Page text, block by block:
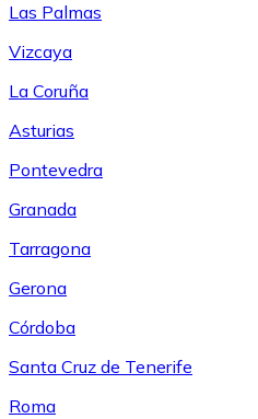
Las Palmas
Vizcaya
La Coruña
Asturias
Pontevedra
Granada
Tarragona
Gerona
Córdoba
Santa Cruz de Tenerife
Roma